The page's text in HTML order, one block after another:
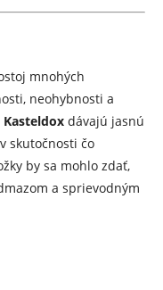
mnohých
neohybnosti a
Kasteldox dávajú jasnú
skutočnosti čo
by sa mohlo zdať,
a sprievodným